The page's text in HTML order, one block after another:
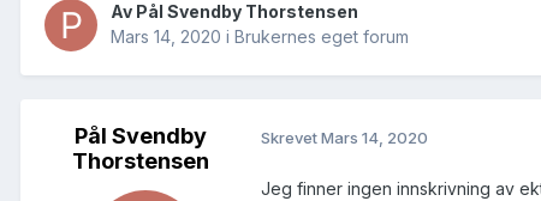
Av Pål Svendby Thorstensen
Mars 14, 2020 i Brukernes eget forum
Pål Svendby
Thorstensen
SkrevetMars 14, 2020
Jeg finner ingen innskrivning av